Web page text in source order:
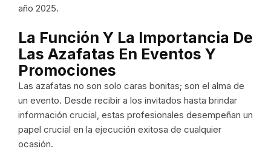
año 2025.
La Función Y La Importancia De
Las Azafatas En Eventos Y
Promociones
Las azafatas no son solo caras bonitas; son el alma de
un evento. Desde recibir a los invitados hasta brindar
información crucial, estas profesionales desempeñan un
papel crucial en la ejecución exitosa de cualquier
ocasión.